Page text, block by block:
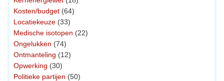
Kosten/budget (64)
Locatiekeuze (33)
Medische isotopen (22)
Ongelukken (74)
Ontmanteling (12)
Opwerking (30)
Politieke partijen (50)